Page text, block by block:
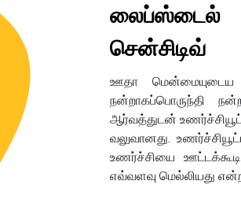
லைப்ஸ்டைல்
சென்சிடிவ்
ஊதா மென்மையுடைய
நன்றாகப்பொருந்தி
ஆர்வத்துடன்
வலுவானது.
உணர்ச்சியை
எவ்வளவு மெல்லியது